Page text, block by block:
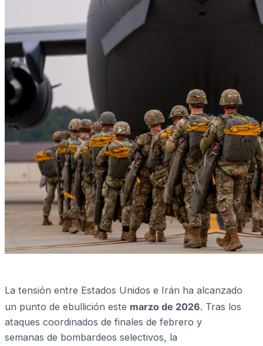
La tensión entre Estados Unidos e Irán ha alcanzado
un punto de ebullición este marzo de 2026. Tras los
ataques coordinados de finales de febrero y
semanas de bombardeos selectivos, la